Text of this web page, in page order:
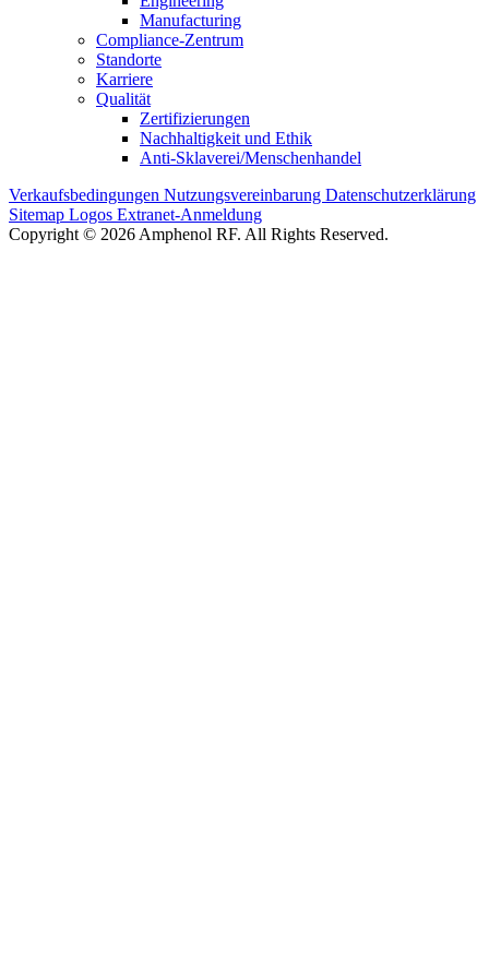
Manufacturing
Compliance-Zentrum
Standorte
Karriere
Qualität
Zertifizierungen
Nachhaltigkeit und Ethik
Anti-Sklaverei/Menschenhandel
Verkaufsbedingungen Nutzungsvereinbarung Datenschutzerklärung
Sitemap Logos Extranet-Anmeldung
Copyright © 2026 Amphenol RF. All Rights Reserved.